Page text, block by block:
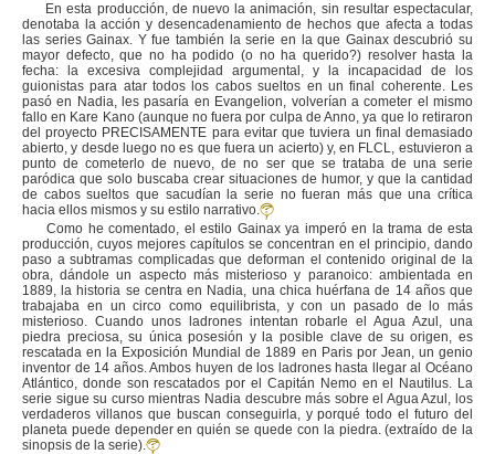
En esta producción, de nuevo la animación, sin resultar espectacular,
denotaba la acción y desencadenamiento de hechos que afecta a todas
las series Gainax. Y fue también la serie en la que Gainax descubrió su
mayor defecto, que no ha podido (o no ha querido?) resolver hasta la
fecha: la excesiva complejidad argumental, y la incapacidad de los
guionistas para atar todos los cabos sueltos en un final coherente. Les
pasó en Nadia, les pasaría en Evangelion, volverían a cometer el mismo
fallo en Kare Kano (aunque no fuera por culpa de Anno, ya que lo retiraron
del proyecto PRECISAMENTE para evitar que tuviera un final demasiado
abierto, y desde luego no es que fuera un acierto) y, en FLCL, estuvieron a
punto de cometerlo de nuevo, de no ser que se trataba de una serie
paródica que solo buscaba crear situaciones de humor, y que la cantidad
de cabos sueltos que sacudían la serie no fueran más que una crítica
hacia ellos mismos y su estilo narrativo.
Como he comentado, el estilo Gainax ya imperó en la trama de esta
producción, cuyos mejores capítulos se concentran en el principio, dando
paso a subtramas complicadas que deforman el contenido original de la
obra, dándole un aspecto más misterioso y paranoico: ambientada en
1889, la historia se centra en Nadia, una chica huérfana de 14 años que
trabajaba en un circo como equilibrista, y con un pasado de lo más
misterioso. Cuando unos ladrones intentan robarle el Agua Azul, una
piedra preciosa, su única posesión y la posible clave de su origen, es
rescatada en la Exposición Mundial de 1889 en Paris por Jean, un genio
inventor de 14 años. Ambos huyen de los ladrones hasta llegar al Océano
Atlántico, donde son rescatados por el Capitán Nemo en el Nautilus. La
serie sigue su curso mientras Nadia descubre más sobre el Agua Azul, los
verdaderos villanos que buscan conseguirla, y porqué todo el futuro del
planeta puede depender en quién se quede con la piedra. (extraído de la
sinopsis de la serie).